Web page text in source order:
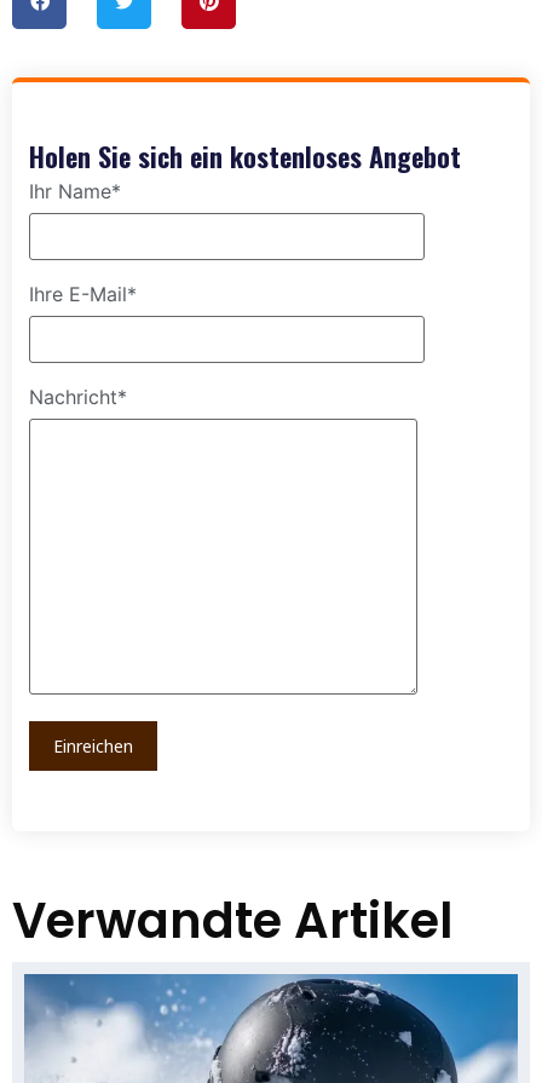
Holen Sie sich ein kostenloses Angebot
Ihr Name*
Ihre E-Mail*
Nachricht*
Verwandte Artikel